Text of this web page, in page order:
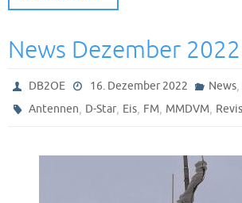
News Dezember
DB2OE 16. Dezember 2022 News,
Antennen, D-Star, Eis, FM, MMDVM,